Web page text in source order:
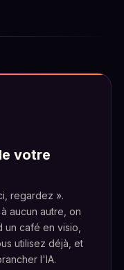
votre
regardez ».
aucun autre, on
café en visio,
utilisez déjà, et
l'IA.